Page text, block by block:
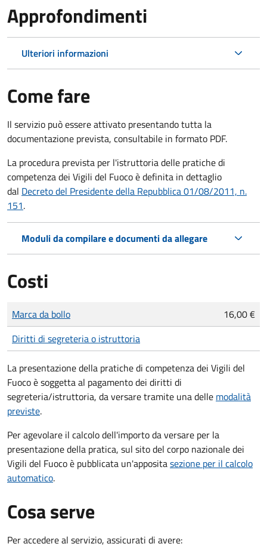
Approfondimenti
Ulteriori informazioni
Come fare
Il servizio può essere attivato presentando tutta la
documentazione prevista, consultabile in formato PDF.
La procedura prevista per l'istruttoria delle pratiche di
competenza dei Vigili del Fuoco è definita in dettaglio
dal Decreto del Presidente della Repubblica 01/08/2011, n.
151.
Moduli da compilare e documenti da allegare
Costi
Tipo di pagamento
Importo
Marca da bollo
16,00 €
Diritti di segreteria o istruttoria
La presentazione della pratiche di competenza dei Vigili del
Fuoco è soggetta al pagamento dei diritti di
segreteria/istruttoria, da versare tramite una delle modalità
previste.
Per agevolare il calcolo dell'importo da versare per la
presentazione della pratica, sul sito del corpo nazionale dei
Vigili del Fuoco è pubblicata un'appositasezione per il calcolo
automatico.
Cosa serve
Per accedere al servizio, assicurati di avere: